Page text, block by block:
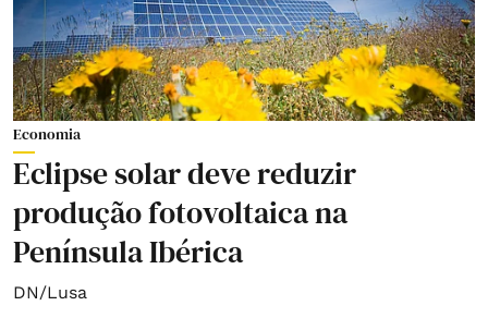
Economia
Eclipse solar deve reduzir
produção fotovoltaica na
Península Ibérica
DN/Lusa